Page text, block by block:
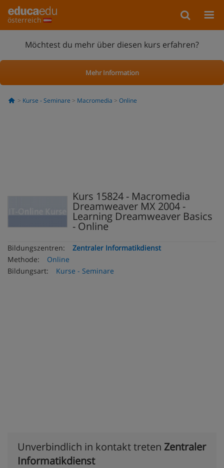
österreich
Möchtest du mehr über diesen kurs erfahren?
Mehr Information
Kurse - Seminare Macromedia Online
Kurs 15824 - Macromedia
Dreamweaver MX 2004 -
Learning Dreamweaver Basics
- Online
Bildungszentren:
Zentraler Informatikdienst
Methode:
Online
Bildungsart:
Kurse - Seminare
Unverbindlich in kontakt treten Zentraler
Informatikdienst